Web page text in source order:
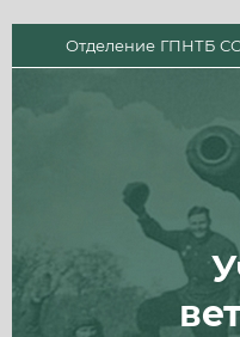
Отделение ГПНТБ